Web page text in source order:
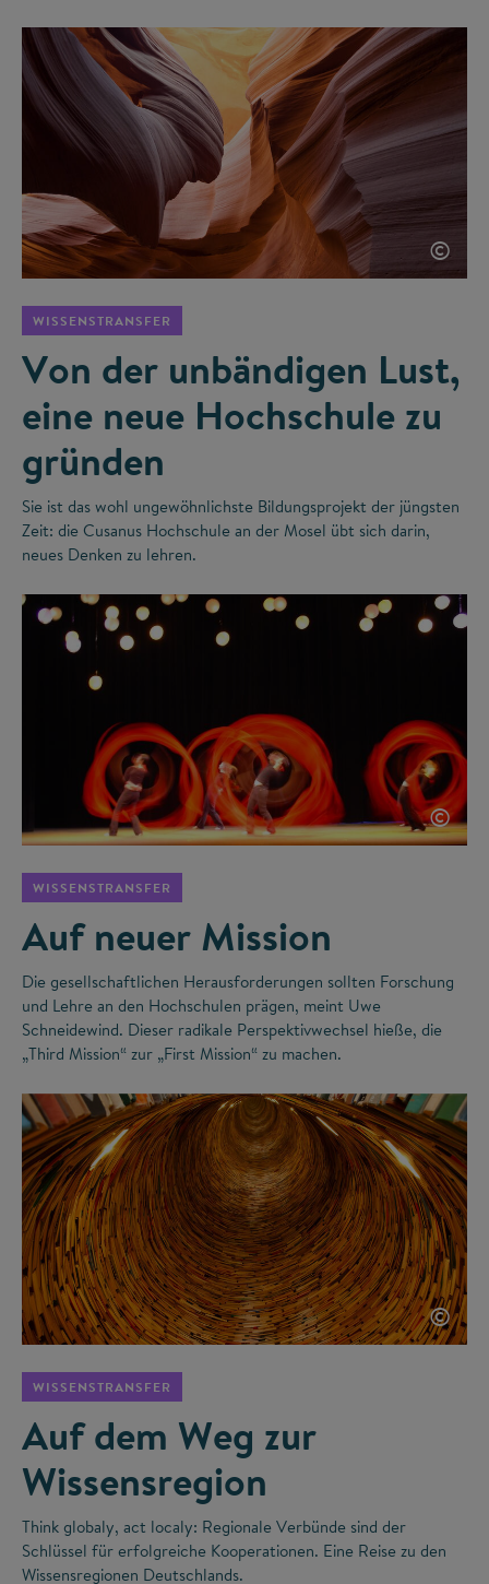
©
WISSENSTRANSFER
Von der unbändigen Lust,
eine neue Hochschule zu
gründen
Sie ist das wohl ungewöhnlichste Bildungsprojekt der jüngsten
Zeit: die Cusanus Hochschule an der Mosel übt sich darin,
neues Denken zu lehren.
©
WISSENSTRANSFER
Auf neuer Mission
Die gesellschaftlichen Herausforderungen sollten Forschung
und Lehre an den Hochschulen prägen, meint Uwe
Schneidewind. Dieser radikale Perspektivwechsel hieße, die
„Third Mission“ zur „First Mission“ zu machen.
©
WISSENSTRANSFER
Auf dem Weg zur
Wissensregion
Think globaly, act localy: Regionale Verbünde sind der
Schlüssel für erfolgreiche Kooperationen. Eine Reise zu den
Wissensregionen Deutschlands.